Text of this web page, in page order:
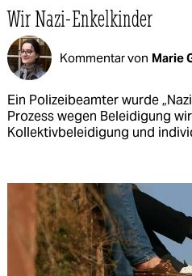
Wir Nazi-Enkelkinder
Kommentar von Marie
Ein Polizeibeamter wurde
Prozess wegen Beleidigung
Kollektivbeleidigung und